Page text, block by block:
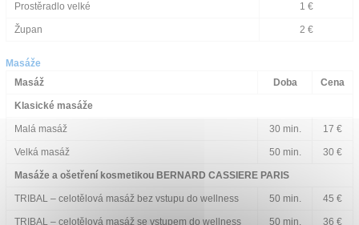
Prostěradlo velké 1 €
Župan 2 €
Masáže
Masáž
Doba Cena
Klasické masáže
Malá masáž 30 min. 17 €
Velká masáž 50 min. 30 €
Masáže a ošetření kosmetikou BERNARD CASSIERE PARIS
TRIBAL – celotělová masáž bez vstupu do wellness 50 min. 45 €
TRIBAL – celotělová masáž se vstupem do wellness 50 min. 36 €